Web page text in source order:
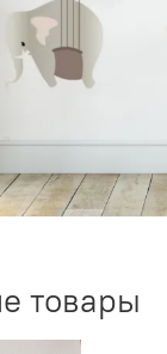
товары